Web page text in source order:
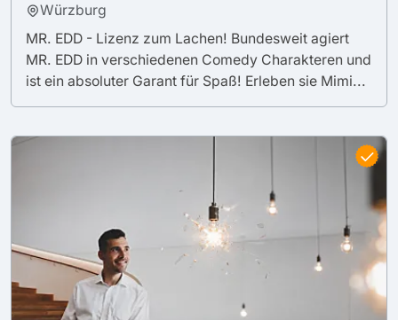
Würzburg
MR. EDD - Lizenz zum Lachen! Bundesweit agiert
MR. EDD in verschiedenen Comedy Charakteren und
ist ein absoluter Garant für Spaß! Erleben sie Mimi...